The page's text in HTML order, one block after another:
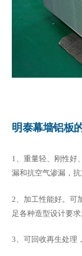
明泰幕墙铝板
1、重量轻、刚性好
漏和抗空气渗漏，
2、加工性能好。可
足各种造型设计要求;
3、可回收再生处理